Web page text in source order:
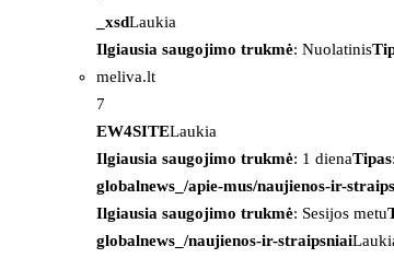
_xsdLaukia
Ilgiausia saugojimo trukmė: Nuolatinis
meliva.lt
7
EW4SITELaukia
Ilgiausia saugojimo trukmė: 1 dienaTipas
globalnews_/apie-mus/naujienos-ir-
Ilgiausia saugojimo trukmė: Sesijos metu
globalnews_/naujienos-ir-straipsniai